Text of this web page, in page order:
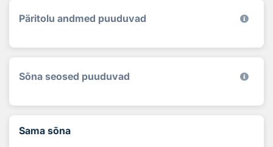
Päritolu andmed puuduvad
Sõna seosed puuduvad
Sama sõna